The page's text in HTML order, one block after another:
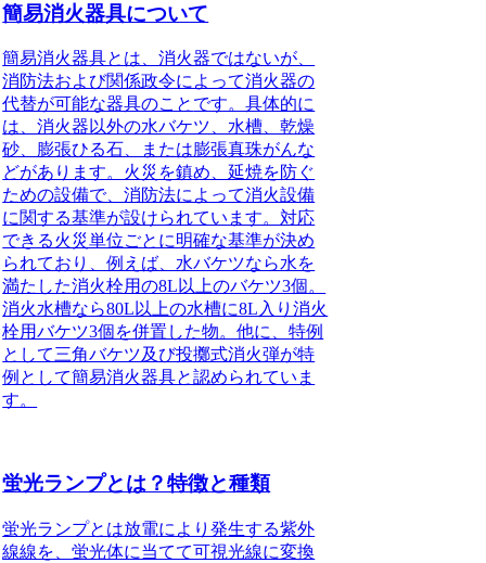
簡易消火器具について
簡易消火器具とは、消火器ではないが、
消防法および関係政令によって消火器の
代替が可能な器具のこと です。具体的に
は、消火器以外の水バケツ、水槽、乾燥
砂、膨張ひる石、または膨張真珠がんな
どがあります。火災を鎮め、延焼を防ぐ
ための設備で、消防法によって消火設備
に関する基準が設けられています。対応
できる火災単位ごとに明確な基準が決め
られており、例えば、水バケツなら水を
満たした消火栓用の8L以上のバケツ3個。
消火水槽なら80L以上の水槽に8L入り消火
栓用バケツ3個を併置した物。他に、特例
として三角バケツ及び投擲式消火弾が特
例として簡易消火器具と認められていま
す。
蛍光ランプとは？特徴と種類
蛍光ランプとは放電により発生する紫外
線線を、蛍光体に当てて可視光線に変換